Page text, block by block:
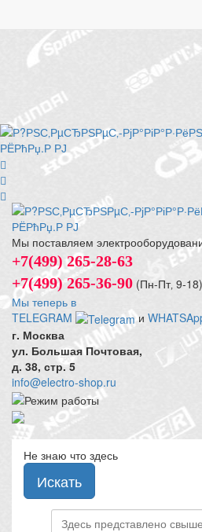
Мы поставляем
+7(499) 265-28-63
+7(499) 265-36-90 (Пн-Пт‚ 9-18)
Мы теперь в
TELEGRAM
и
г. Москва
ул. Большая Почтовая,
д. 38, стр. 5
info@electro-shop.ru
Не знаю что здесь
Искать